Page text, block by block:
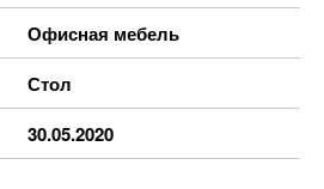
Офисная мебель
Стол
30.05.2020